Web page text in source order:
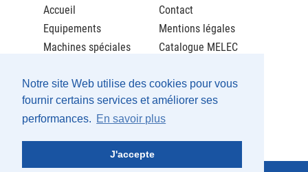
Notre site Web utilise des cookies pour vous
fournir certains services et améliorer ses
performances. En savoir plus
J'accepte
Accueil
Equipements
Machines spéciales
Société
Recrutement
Partenaires
Contact
Mentions légales
Catalogue MELEC
Catalogue Maintenance